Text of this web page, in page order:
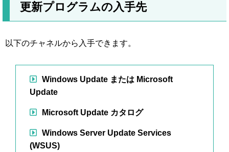
更新プログラムの入手先
以下のチャネルから入手できます。
Windows Update または Microsoft
Update
Microsoft Update カタログ
Windows Server Update Services
(WSUS)